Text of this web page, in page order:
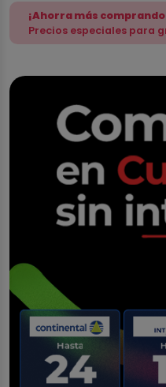
¡Ahorra más
Precios especiales para